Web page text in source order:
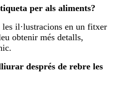
per als aliments?
les il·lustracions en un fitxer
obtenir més detalls,
després de rebre les